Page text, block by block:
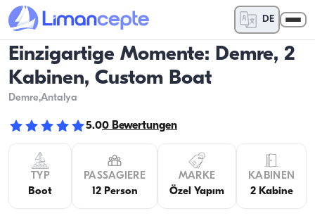
DE
Einzigartige Momente: Demre, 2
Kabinen, Custom Boat
Demre,Antalya
5.00 Bewertungen
TYP
Boot
PASSAGIERE
12 Person
MARKE
Özel Yapım
KABINEN
2 Kabine